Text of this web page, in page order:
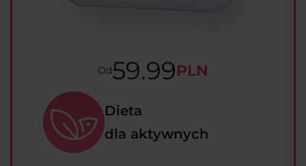
Od59.99PLN
Dieta
dla aktywnych